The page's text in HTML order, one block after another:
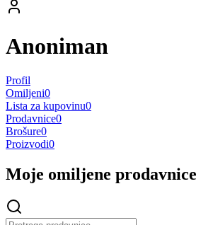
Anoniman
Profil
Omiljeni0
Lista za kupovinu0
Prodavnice0
Brošure0
Proizvodi0
Moje omiljene prodavnice